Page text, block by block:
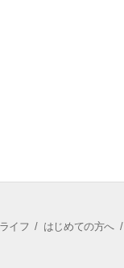
イフ / はじめての方へ/